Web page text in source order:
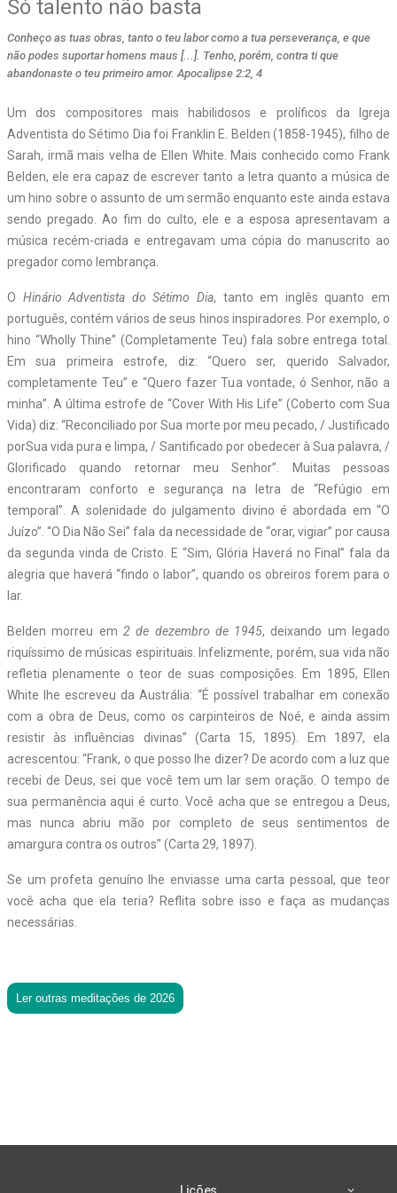
Só talento não basta
Conheço as tuas obras, tanto o teu labor como a tua perseverança, e que
não podes suportar homens maus [...]. Tenho, porém, contra ti que
abandonaste o teu primeiro amor. Apocalipse 2:2, 4
Um dos compositores mais habilidosos e prolíficos da Igreja
Adventista do Sétimo Dia foi Franklin E. Belden (1858-1945), filho de
Sarah, irmã mais velha de Ellen White. Mais conhecido como Frank
Belden, ele era capaz de escrever tanto a letra quanto a música de
um hino sobre o assunto de um sermão enquanto este ainda estava
sendo pregado. Ao fim do culto, ele e a esposa apresentavam a
música recém-criada e entregavam uma cópia do manuscrito ao
pregador como lembrança.
O Hinário Adventista do Sétimo Dia, tanto em inglês quanto em
português, contém vários de seus hinos inspiradores. Por exemplo, o
hino “Wholly Thine” (Completamente Teu) fala sobre entrega total.
Em sua primeira estrofe, diz: “Quero ser, querido Salvador,
completamente Teu” e “Quero fazer Tua vontade, ó Senhor, não a
minha”. A última estrofe de “Cover With His Life” (Coberto com Sua
Vida) diz: “Reconciliado por Sua morte por meu pecado, / Justificado
porSua vida pura e limpa, / Santificado por obedecer à Sua palavra, /
Glorificado quando retornar meu Senhor”. Muitas pessoas
encontraram conforto e segurança na letra de “Refúgio em
temporal”. A solenidade do julgamento divino é abordada em “O
Juízo”. “O Dia Não Sei” fala da necessidade de “orar, vigiar” por causa
da segunda vinda de Cristo. E “Sim, Glória Haverá no Final” fala da
alegria que haverá “findo o labor”, quando os obreiros forem para o
lar.
Belden morreu em 2 de dezembro de 1945, deixando um legado
riquíssimo de músicas espirituais. Infelizmente, porém, sua vida não
refletia plenamente o teor de suas composições. Em 1895, Ellen
White lhe escreveu da Austrália: “É possível trabalhar em conexão
com a obra de Deus, como os carpinteiros de Noé, e ainda assim
resistir às influências divinas” (Carta 15, 1895). Em 1897, ela
acrescentou: “Frank, o que posso lhe dizer? De acordo com a luz que
recebi de Deus, sei que você tem um lar sem oração. O tempo de
sua permanência aqui é curto. Você acha que se entregou a Deus,
mas nunca abriu mão por completo de seus sentimentos de
amargura contra os outros” (Carta 29, 1897).
Se um profeta genuíno lhe enviasse uma carta pessoal, que teor
você acha que ela teria? Reflita sobre isso e faça as mudanças
necessárias.
Ler outras meditações de 2026
Lições